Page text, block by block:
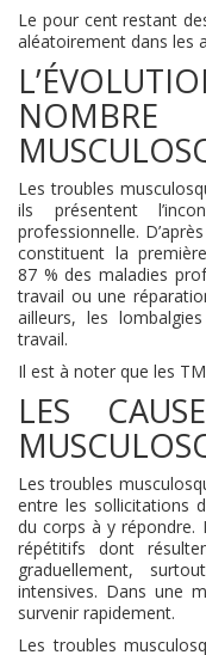
Le pour cent restant
aléatoirement dans les
Les troubles
ils présentent
professionnelle.
constituent la
87 % des maladies
travail ou une
ailleurs, les
travail.
Il est à noter que les
LES
Les troubles
entre les sollicitations
du corps à y répondre.
répétitifs dont
graduellement,
intensives. Dans une
survenir rapidement.
Les troubles